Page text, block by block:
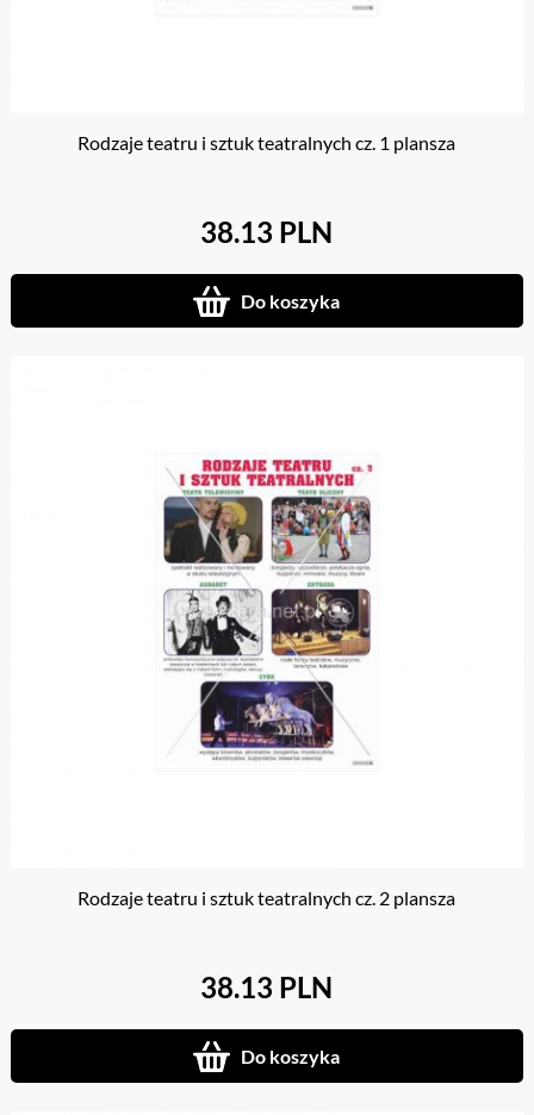
Rodzaje teatru i sztuk teatralnych cz. 1 plansza
38.13 PLN
Do koszyka
Rodzaje teatru i sztuk teatralnych cz. 2 plansza
38.13 PLN
Do koszyka